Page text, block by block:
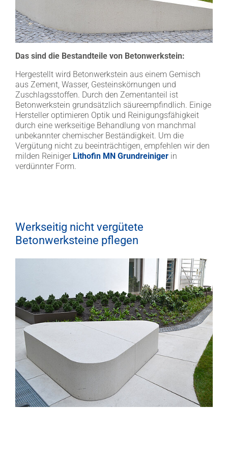
Das sind die Bestandteile von Betonwerkstein:
Hergestellt wird Betonwerkstein aus einem Gemisch
aus Zement, Wasser, Gesteinskörnungen und
Zuschlagsstoffen. Durch den Zementanteil ist
Betonwerkstein grundsätzlich säureempfindlich. Einige
Hersteller optimieren Optik und Reinigungsfähigkeit
durch eine werkseitige Behandlung von manchmal
unbekannter chemischer Beständigkeit. Um die
Vergütung nicht zu beeinträchtigen, empfehlen wir den
milden Reiniger Lithofin MN Grundreiniger in
verdünnter Form.
Werkseitig nicht vergütete
Betonwerksteine pflegen